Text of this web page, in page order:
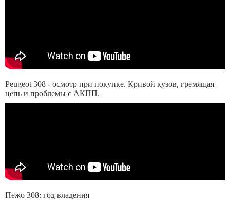
Peugeot 308 - осмотр при покупке. Кривой кузов, гремящая
цепь и проблемы с АКПП.
Пежо 308: год владения